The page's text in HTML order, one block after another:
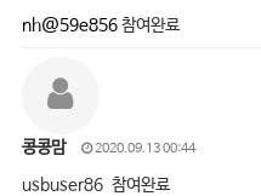
nh@59e856참여완료
콩콩맘 2020.09.13 00:44
usbuser86 참여완료